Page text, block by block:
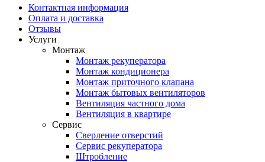
Контактная информация
Оплата и доставка
Отзывы
Услуги
Монтаж
Монтаж рекуператора
Монтаж кондиционера
Монтаж приточного клапана
Монтаж бытовых вентиляторов
Вентиляция частного дома
Вентиляция в квартире
Сервис
Сверление отверстий
Сервис рекуператора
Штробление